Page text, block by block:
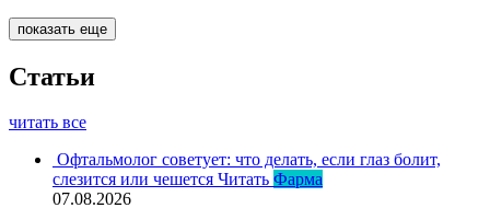
показать еще
Статьи
читать все
Офтальмолог советует: что делать, если глаз болит,
слезится или чешется Читать Фарма
07.08.2026